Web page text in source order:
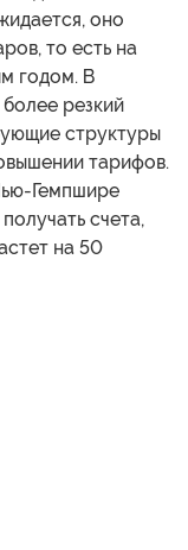
оно
то есть на
годом. В
резкий
структуры
тарифов.
Гемпшире
счета,
на 50